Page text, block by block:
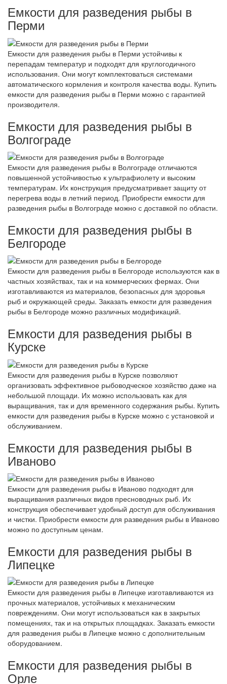
Емкости для разведения рыбы в
Перми
Емкости для разведения рыбы в Перми устойчивы к
перепадам температур и подходят для круглогодичного
использования. Они могут комплектоваться системами
автоматического кормления и контроля качества воды. Купить
емкости для разведения рыбы в Перми можно с гарантией
производителя.
Емкости для разведения рыбы в
Волгограде
Емкости для разведения рыбы в Волгограде отличаются
повышенной устойчивостью к ультрафиолету и высоким
температурам. Их конструкция предусматривает защиту от
перегрева воды в летний период. Приобрести емкости для
разведения рыбы в Волгограде можно с доставкой по области.
Емкости для разведения рыбы в
Белгороде
Емкости для разведения рыбы в Белгороде используются как в
частных хозяйствах, так и на коммерческих фермах. Они
изготавливаются из материалов, безопасных для здоровья
рыб и окружающей среды. Заказать емкости для разведения
рыбы в Белгороде можно различных модификаций.
Емкости для разведения рыбы в
Курске
Емкости для разведения рыбы в Курске позволяют
организовать эффективное рыбоводческое хозяйство даже на
небольшой площади. Их можно использовать как для
выращивания, так и для временного содержания рыбы. Купить
емкости для разведения рыбы в Курске можно с установкой и
обслуживанием.
Емкости для разведения рыбы в
Иваново
Емкости для разведения рыбы в Иваново подходят для
выращивания различных видов пресноводных рыб. Их
конструкция обеспечивает удобный доступ для обслуживания
и чистки. Приобрести емкости для разведения рыбы в Иваново
можно по доступным ценам.
Емкости для разведения рыбы в
Липецке
Емкости для разведения рыбы в Липецке изготавливаются из
прочных материалов, устойчивых к механическим
повреждениям. Они могут использоваться как в закрытых
помещениях, так и на открытых площадках. Заказать емкости
для разведения рыбы в Липецке можно с дополнительным
оборудованием.
Емкости для разведения рыбы в
Орле